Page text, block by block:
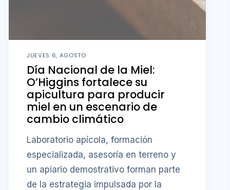
JUEVES 6, AGOSTO
Día Nacional de la Miel:
O’Higgins fortalece su
apicultura para producir
miel en un escenario de
cambio climático
Laboratorio apícola, formación
especializada, asesoría en terreno y
un apiario demostrativo forman parte
de la estrategia impulsada por la